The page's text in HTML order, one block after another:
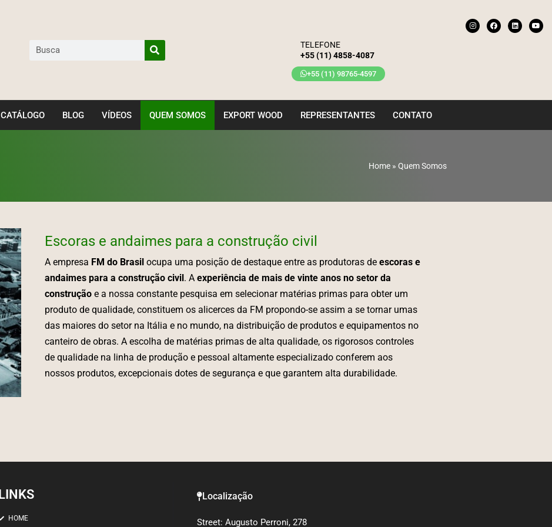
TELEFONE
+55 (11) 4858-4087
+55 (11) 98765-4597
CATÁLOGO BLOG VÍDEOS QUEM SOMOS EXPORT WOOD REPRESENTANTES CONTATO
Home » Quem Somos
Escoras e andaimes para a construção civil
A empresa FM do Brasil ocupa uma posição de destaque entre as produtoras de escoras e
andaimes para a construção civil. A experiência de mais de vinte anos no setor da
construção e a nossa constante pesquisa em selecionar matérias primas para obter um
produto de qualidade, constituem os alicerces da FM propondo-se assim a se tornar umas
das maiores do setor na Itália e no mundo, na distribuição de produtos e equipamentos no
canteiro de obras. A escolha de matérias primas de alta qualidade, os rigorosos controles
de qualidade na linha de produção e pessoal altamente especializado conferem aos
nossos produtos, excepcionais dotes de segurança e que garantem alta durabilidade.
LINKS
HOME
Localização
Street: Augusto Perroni, 278